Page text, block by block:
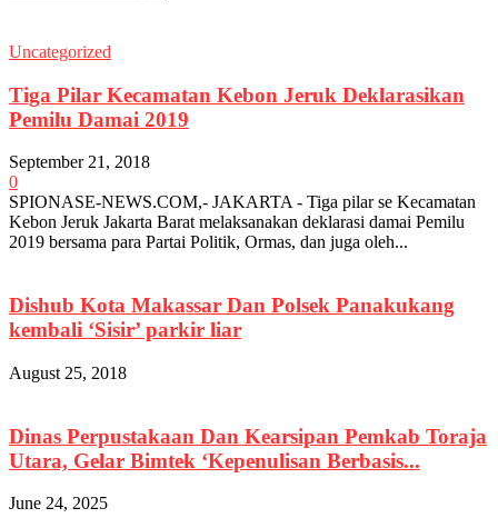
Uncategorized
Tiga Pilar Kecamatan Kebon Jeruk Deklarasikan
Pemilu Damai 2019
September 21, 2018
0
SPIONASE-NEWS.COM,- JAKARTA - Tiga pilar se Kecamatan
Kebon Jeruk Jakarta Barat melaksanakan deklarasi damai Pemilu
2019 bersama para Partai Politik, Ormas, dan juga oleh...
Dishub Kota Makassar Dan Polsek Panakukang
kembali ‘Sisir’ parkir liar
August 25, 2018
Dinas Perpustakaan Dan Kearsipan Pemkab Toraja
Utara, Gelar Bimtek ‘Kepenulisan Berbasis...
June 24, 2025